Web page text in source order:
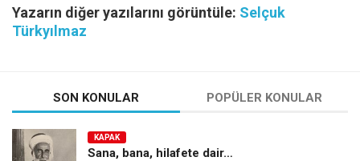
Yazarın diğer yazılarını görüntüle: Selçuk
Türkyılmaz
SON KONULAR POPÜLER KONULAR
KAPAK
Sana, bana, hilafete dair…